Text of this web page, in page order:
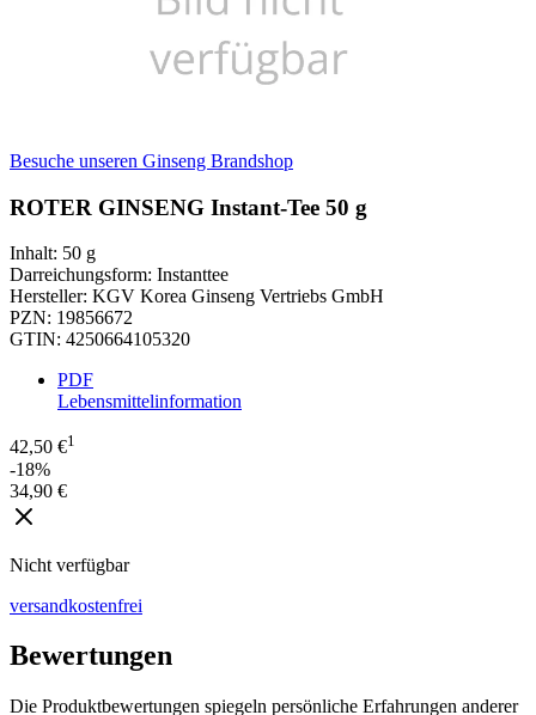
Besuche unseren Ginseng Brandshop
ROTER GINSENG Instant-Tee 50 g
Inhalt: 50 g
Darreichungsform: Instanttee
Hersteller: KGV Korea Ginseng Vertriebs GmbH
PZN: 19856672
GTIN: 4250664105320
PDF
Lebensmittelinformation
42,50 €1
-18%
34,90 €
Nicht verfügbar
versandkostenfrei
Bewertungen
Die Produktbewertungen spiegeln persönliche Erfahrungen anderer